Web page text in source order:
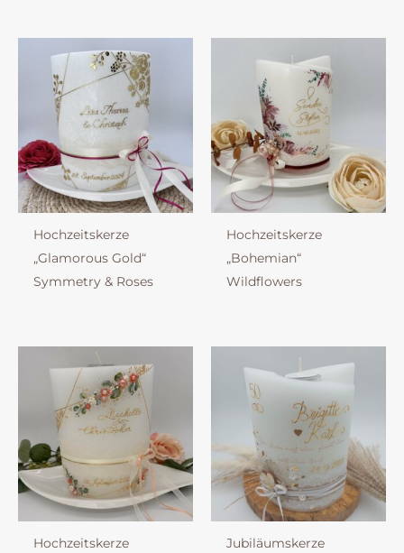
Hochzeitskerze
„Glamorous Gold“
Symmetry & Roses
Hochzeitskerze
„Bohemian“
Wildflowers
Hochzeitskerze
Jubiläumskerze